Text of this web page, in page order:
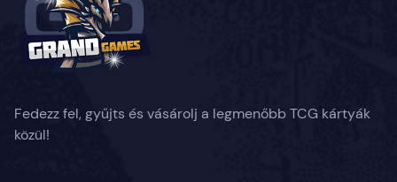
Fedezz fel, gyűjts és vásárolj a legmenőbb TCG kártyák
közül!